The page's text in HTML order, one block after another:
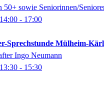
50+ sowie Seniorinnen/
14:00 - 17:00
Sprechstunde Mülheim-
Ingo Neumann
13:30 - 15:30